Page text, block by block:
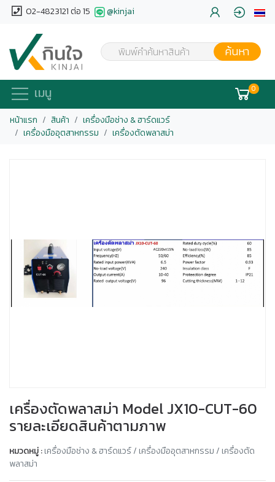
02-4823121 ต่อ 15 @kinjai
พิมพ์คำค้นหาสินค้า ค้นหา
เมนู 0
หน้าแรก สินค้า
เครื่องมือช่าง & ฮาร์ดแวร์
เครื่องมืออุตสาหกรรม
เครื่องตัดพลาสม่า
เครื่องตัดพลาสม่า Model JX10-CUT-60
รายละเอียดสินค้าตามภาพ
หมวดหมู่ :เครื่องมือช่าง & ฮาร์ดแวร์ / เครื่องมืออุตสาหกรรม / เครื่องตัด
พลาสม่า